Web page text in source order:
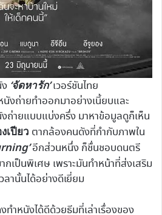
‘จัดหารัก’เวอร์ชันไทย
งถ่ายทำออกมาอย่างเนี้ยบและ
ายแบบแบ่งครึ่ง มาหาข้อมูลดูก็เห็น
เปียว ตากล้องคนดังที่กำกับภาพใน
อีกส่วนหนึ่ง ก็ชื่นชอบดนตรี
กเป็นพิเศษ เพราะมันทำหน้าที่ส่งเสริม
านั้นได้อย่างดีเยี่ยม
ทำหนังได้ดีด้วยธีมที่เล่าเรื่องของ